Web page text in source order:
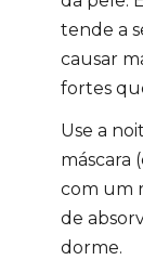
tende a
causar
fortes
Use a
máscara
com um
de
dorme.